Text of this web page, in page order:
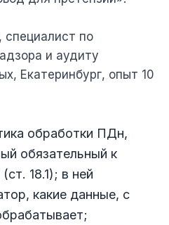
, специалист по
и аудиту
Екатеринбург, опыт 10
обработки ПДн,
обязательный к
18.1); в ней
какие данные, с